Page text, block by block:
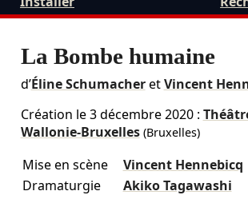
La Bombe humaine
d’Éline SchumacheretVincent
Création le3 décembre 2020:
Wallonie-Bruxelles(Bruxelles)
Mise en scène
Vincent Hennebicq
Dramaturgie
Akiko Tagawashi